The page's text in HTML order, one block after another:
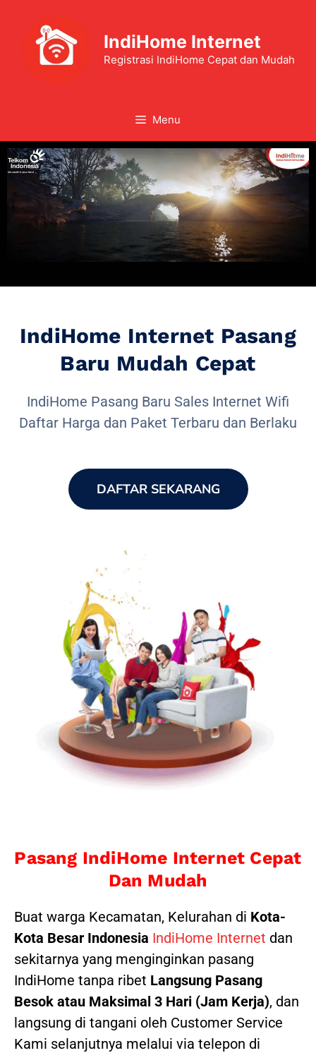
IndiHome Internet
Registrasi IndiHome Cepat dan Mudah
Menu
IndiHome Internet Pasang
Baru Mudah Cepat
IndiHome Pasang Baru Sales Internet Wifi
Daftar Harga dan Paket Terbaru dan Berlaku
DAFTAR SEKARANG
Pasang IndiHome Internet Cepat
Dan Mudah
Buat warga Kecamatan, Kelurahan di Kota-
Kota Besar Indonesia IndiHome Internet dan
sekitarnya yang menginginkan pasang
IndiHome tanpa ribet Langsung Pasang
Besok atau Maksimal 3 Hari (Jam Kerja), dan
langsung di tangani oleh Customer Service
Kami selanjutnya melalui via telepon di